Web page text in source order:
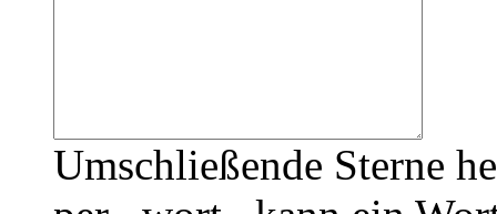
Umschließende Sterne